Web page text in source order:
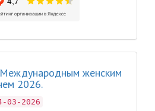
женским
2026.
03-2026